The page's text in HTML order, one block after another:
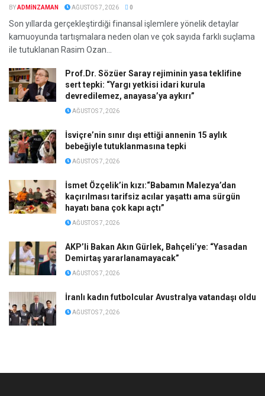
BYADMINZAMAN AĞUSTOS 7, 2026 0
Son yıllarda gerçekleştirdiği finansal işlemlere yönelik detaylar
kamuoyunda tartışmalara neden olan ve çok sayıda farklı suçlama
ile tutuklanan Rasim Ozan...
Prof.Dr. Sözüer Saray rejiminin yasa teklifine
sert tepki: “Yargı yetkisi idari kurula
devredilemez, anayasa’ya aykırı”
AĞUSTOS 7, 2026
İsviçre’nin sınır dışı ettiği annenin 15 aylık
bebeğiyle tutuklanmasına tepki
AĞUSTOS 7, 2026
İsmet Özçelik’in kızı:“Babamın Malezya’dan
kaçırılması tarifsiz acılar yaşattı ama sürgün
hayatı bana çok kapı açtı”
AĞUSTOS 7, 2026
AKP’li Bakan Akın Gürlek, Bahçeli’ye: “Yasadan
Demirtaş yararlanamayacak”
AĞUSTOS 7, 2026
İranlı kadın futbolcular Avustralya vatandaşı oldu
AĞUSTOS 7, 2026